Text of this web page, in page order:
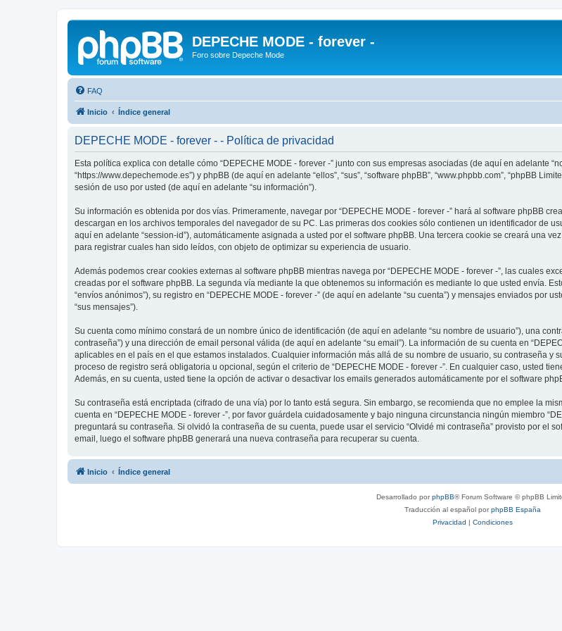
DEPECHE MODE - forever -
Foro sobre Depeche Mode
FAQ
Inicio Índice general
DEPECHE MODE - forever - - Política de privacidad
Esta política explica con detalle cómo “DEPECHE MODE - forever -” junto con sus empresas asociadas (de aquí en adelante
“https://www.depechemode.es”) y phpBB (de aquí en adelante “ellos”, “sus”, “software phpBB”, “www.phpbb.com”, “phpBB
sesión de uso por usted (de aquí en adelante “su información”).
Su información es obtenida por dos vías. Primeramente, navegar por “DEPECHE MODE - forever -” hará al software phpBB
descargan en los archivos temporales del navegador de su PC. Las primeras dos cookies sólo contienen un identificador de
aquí en adelante “session-id”), automáticamente asignada a usted por el software phpBB. Una tercera cookie se creará una
para registrar cuales han sido leídos, con objeto de optimizar su experiencia de usuario.
Además podemos crear cookies externas al software phpBB mientras navega por “DEPECHE MODE - forever -”, las cuales
creadas por el software phpBB. La segunda vía mediante la que obtenemos su información es mediante lo que usted envía.
“envíos anónimos”), su registro en “DEPECHE MODE - forever -” (de aquí en adelante “su cuenta”) y mensajes enviados por
“sus mensajes”).
Su cuenta como mínimo constará de un nombre único de identificación (de aquí en adelante “su nombre de usuario”), una
contraseña”) y una dirección de email personal válida (de aquí en adelante “su email”). La información de su cuenta en
aplicables en el país en el que estamos instalados. Cualquier información más allá de su nombre de usuario, su contraseña y
proceso de registro será obligatoria u opcional, según el criterio de “DEPECHE MODE - forever -”. En cualquier caso, usted
Además, en su cuenta, usted tiene la opción de activar o desactivar los emails generados automáticamente por el software
Su contraseña está encriptada (cifrado de una vía) por lo tanto está segura. Sin embargo, se recomienda que no emplee la
cuenta en “DEPECHE MODE - forever -”, por favor guárdela cuidadosamente y bajo ninguna circunstancia ningún miembro
preguntará su contraseña. Si olvidó la contraseña de su cuenta, puede usar el servicio “Olvidé mi contraseña” provisto por el
email, luego el software phpBB generará una nueva contraseña para recuperar su cuenta.
Inicio Índice general
Desarrollado porphpBB® Forum Software © phpBB
Traducción al español porphpBB España
Privacidad | Condiciones